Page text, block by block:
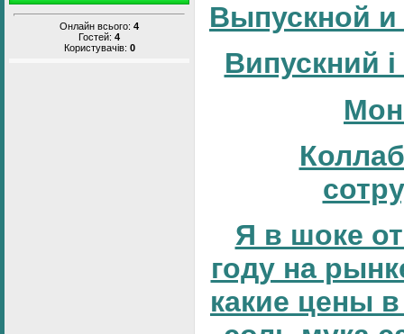
Онлайн всього: 4
Гостей: 4
Користувачів: 0
Выпускной и
Випускний
Я в шоке
году на
какие цены